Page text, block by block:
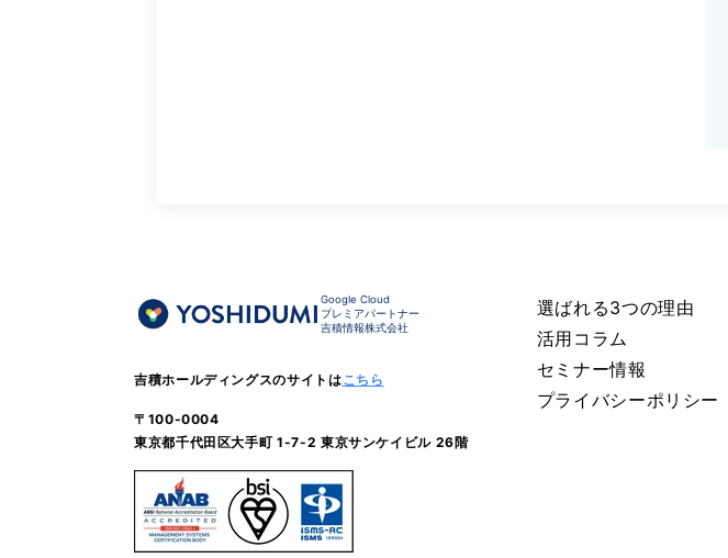
Google Cloud
プレミアパートナー
吉積情報株式会社
吉積ホールディングスのサイトはこちら
〒100-0004
東京都千代田区大手町 1-7-2 東京サンケイビル 26階
選ばれる3つの理由
活用コラム
セミナー情報
プライバシーポリシー